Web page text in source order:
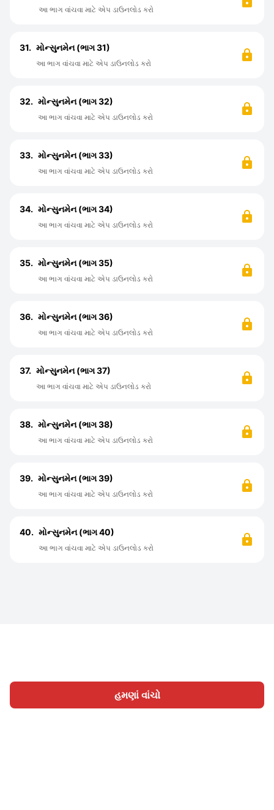
હમણાં વાંચો
આ ભાગ વાંચવા માટે એપ ડાઉનલોડ કરો
31. મોન્સુનમેન (ભાગ 31)
આ ભાગ વાંચવા માટે એપ ડાઉનલોડ કરો
32. મોન્સુનમેન (ભાગ 32)
આ ભાગ વાંચવા માટે એપ ડાઉનલોડ કરો
33. મોન્સુનમેન (ભાગ 33)
આ ભાગ વાંચવા માટે એપ ડાઉનલોડ કરો
34. મોન્સુનમેન (ભાગ 34)
આ ભાગ વાંચવા માટે એપ ડાઉનલોડ કરો
35. મોન્સુનમેન (ભાગ 35)
આ ભાગ વાંચવા માટે એપ ડાઉનલોડ કરો
36. મોન્સુનમેન (ભાગ 36)
આ ભાગ વાંચવા માટે એપ ડાઉનલોડ કરો
37. મોન્સુનમેન (ભાગ 37)
આ ભાગ વાંચવા માટે એપ ડાઉનલોડ કરો
38. મોન્સુનમેન (ભાગ 38)
આ ભાગ વાંચવા માટે એપ ડાઉનલોડ કરો
39. મોન્સુનમેન (ભાગ 39)
આ ભાગ વાંચવા માટે એપ ડાઉનલોડ કરો
40. મોન્સુનમેન (ભાગ 40)
આ ભાગ વાંચવા માટે એપ ડાઉનલોડ કરો
હોમ શ્રેણી લખો લેખો સાઈન ઇન